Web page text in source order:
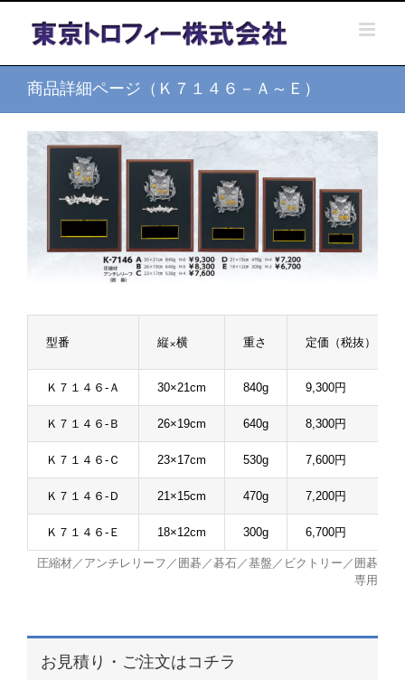
content
商品詳細ページ（Ｋ７１４６－Ａ～Ｅ）
型番 縦×横 重さ 定価（税抜）
Ｋ７１４６-Ａ 30×21cm 840g 9,300円
Ｋ７１４６-Ｂ 26×19cm 640g 8,300円
Ｋ７１４６-Ｃ 23×17cm 530g 7,600円
Ｋ７１４６-Ｄ 21×15cm 470g 7,200円
Ｋ７１４６-Ｅ 18×12cm 300g 6,700円
圧縮材／アンチレリーフ／囲碁／碁石／基盤／ビクトリー／囲碁
専用
お見積り・ご注文はコチラ